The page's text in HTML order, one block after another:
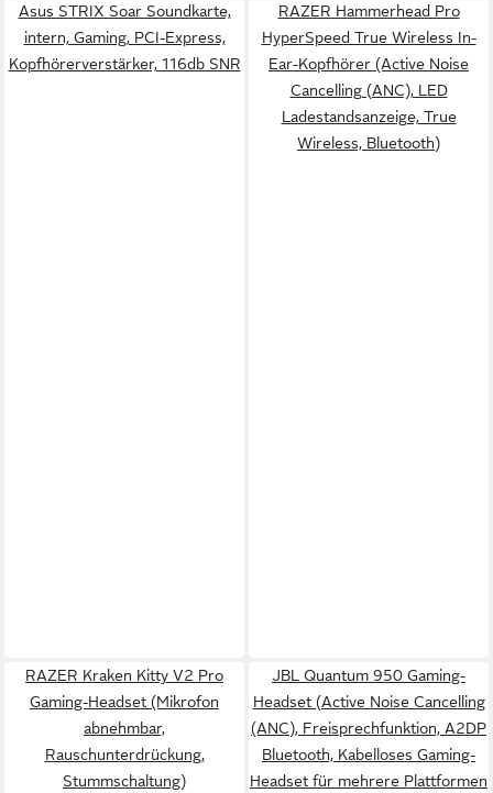
Asus STRIX Soar Soundkarte,
intern, Gaming, PCI-Express,
Kopfhörerverstärker, 116db SNR
RAZER Hammerhead Pro
HyperSpeed True Wireless In-
Ear-Kopfhörer (Active Noise
Cancelling (ANC), LED
Ladestandsanzeige, True
Wireless, Bluetooth)
RAZER Kraken Kitty V2 Pro
Gaming-Headset (Mikrofon
abnehmbar,
Rauschunterdrückung,
Stummschaltung)
JBL Quantum 950 Gaming-
Headset (Active Noise Cancelling
(ANC), Freisprechfunktion, A2DP
Bluetooth, Kabelloses Gaming-
Headset für mehrere Plattformen